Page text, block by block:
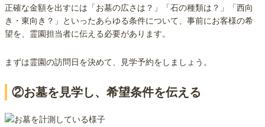
正確な金額を出すには「お墓の広さは？」「石の種類は？」「西向
き・東向き？」といったあらゆる条件について、事前にお客様の希
望を、霊園担当者に伝える必要があります。
まずは霊園の訪問日を決めて、見学予約をしましょう。
②お墓を見学し、希望条件を伝える